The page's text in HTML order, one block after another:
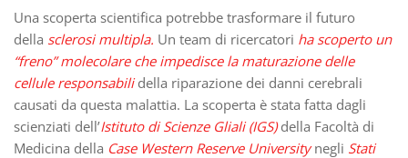
Una scoperta scientifica potrebbe trasformare il futuro
della sclerosi multipla. Un team di ricercatori ha scoperto un
“freno” molecolare che impedisce la maturazione delle
cellule responsabilidella riparazione dei danni cerebrali
causati da questa malattia. La scoperta è stata fatta dagli
scienziati dell’Istituto di Scienze Gliali (IGS)della Facoltà di
Medicina della Case Western Reserve Universitynegli Stati